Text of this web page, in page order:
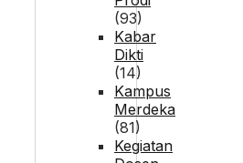
(93)
Kabar
Dikti
(14)
Kampus
Merdeka
(81)
Kegiatan